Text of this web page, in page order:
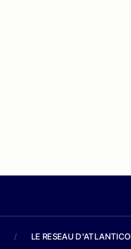
/ LE RESEAU D'ATLANTICO